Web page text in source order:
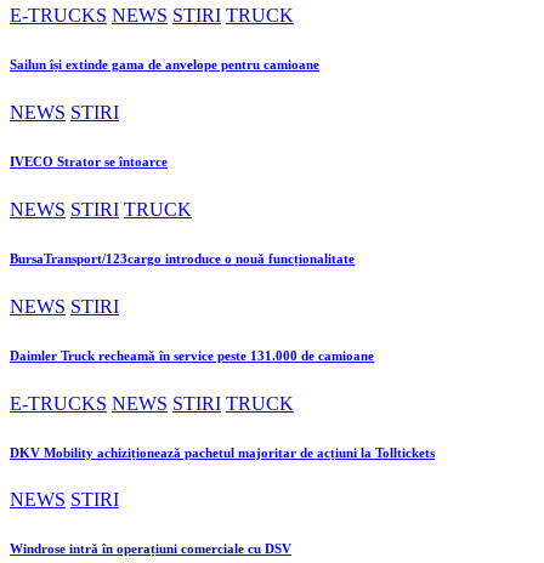
E-TRUCKS NEWS STIRI TRUCK
Sailun își extinde gama de anvelope pentru camioane
NEWS STIRI
IVECO Strator se întoarce
NEWS STIRI TRUCK
BursaTransport/123cargo introduce o nouă funcționalitate
NEWS STIRI
Daimler Truck recheamă în service peste 131.000 de camioane
E-TRUCKS NEWS STIRI TRUCK
DKV Mobility achiziționează pachetul majoritar de acțiuni la Tolltickets
NEWS STIRI
Windrose intră în operațiuni comerciale cu DSV